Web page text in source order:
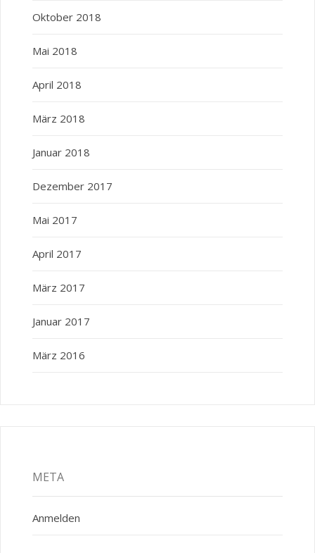
Oktober 2018
Mai 2018
April 2018
März 2018
Januar 2018
Dezember 2017
Mai 2017
April 2017
März 2017
Januar 2017
März 2016
META
Anmelden